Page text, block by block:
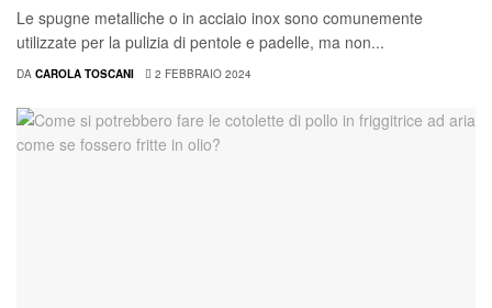
Le spugne metalliche o in acciaio inox sono comunemente
utilizzate per la pulizia di pentole e padelle, ma non...
DA CAROLA TOSCANI 2 FEBBRAIO 2024